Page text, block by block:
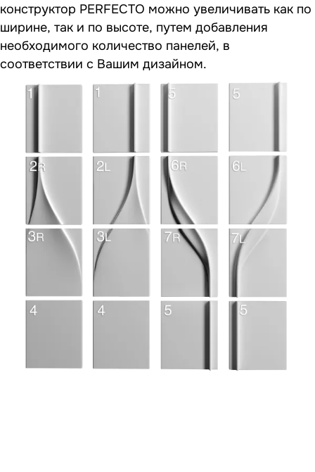
конструктор PERFECTO можно увеличивать как по
ширине, так и по высоте, путем добавления
необходимого количество панелей, в
соответствии с Вашим дизайном.